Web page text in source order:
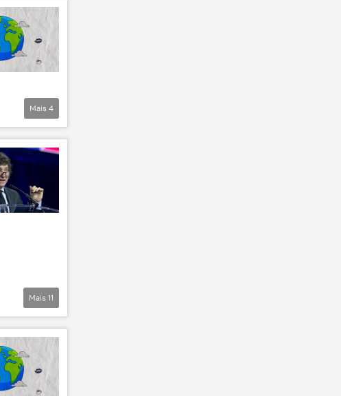
Mais 4
Mais 11